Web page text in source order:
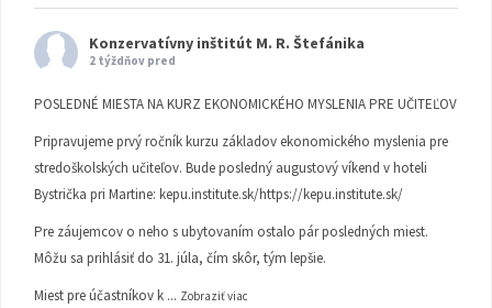
Konzervatívny inštitút M. R. Štefánika
2 týždňov pred
POSLEDNÉ MIESTA NA KURZ EKONOMICKÉHO MYSLENIA PRE UČITEĽOV
Pripravujeme prvý ročník kurzu základov ekonomického myslenia pre
stredoškolských učiteľov. Bude posledný augustový víkend v hoteli
Bystrička pri Martine: kepu.institute.sk/https://kepu.institute.sk/
Pre záujemcov o neho s ubytovaním ostalo pár posledných miest.
Môžu sa prihlásiť do 31. júla, čím skôr, tým lepšie.
Miest pre účastníkov k ... Zobraziť viac